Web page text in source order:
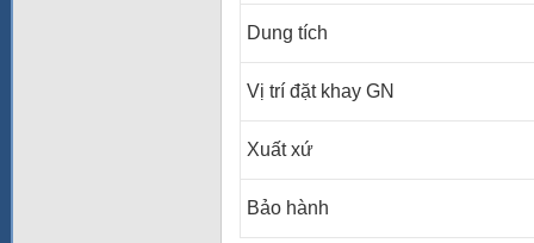
Dung tích
Vị trí đặt khay GN
Xuất xứ
Bảo hành